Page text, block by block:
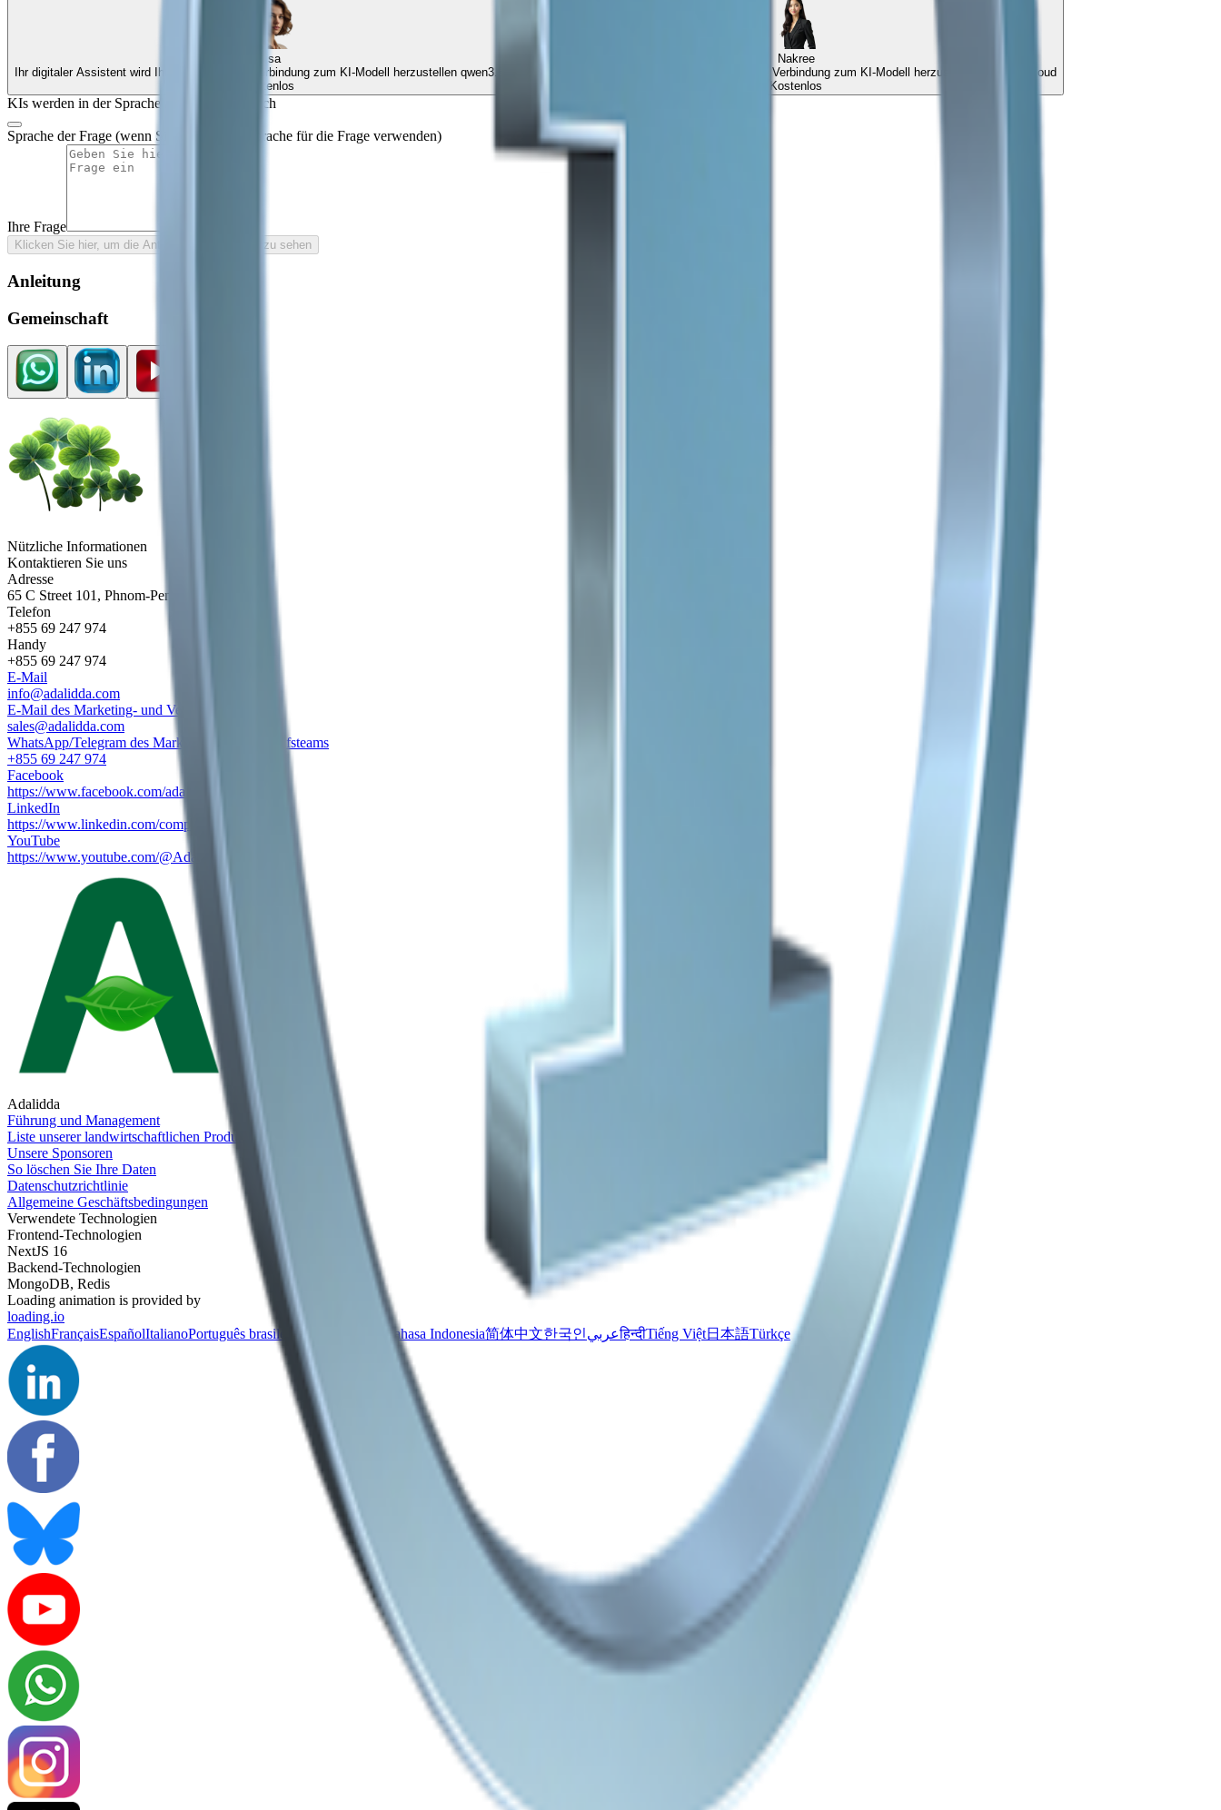
Elisa
Ihr digitaler Assistent wird Ihnen helfen, eine Verbindung zum KI-Modell herzustellen qwen3.5:4b
Kostenlos
Nakree
Ihr digitaler Assistent wird Ihnen helfen, eine Verbindung zum KI-Modell herzustellen qwen3.5:cloud
Kostenlos
KIs werden in der Sprache antworten, Deutsch
Sprache der Frage (wenn Sie eine andere Sprache für die Frage verwenden)
Ihre Frage
Klicken Sie hier, um die Antwort auf Ihre Frage zu sehen
Anleitung
Gemeinschaft
Nützliche Informationen
Kontaktieren Sie uns
Adresse
65 C Street 101, Phnom-Penh, Kambodscha
Telefon
+855 69 247 974
Handy
+855 69 247 974
E-Mail
info@adalidda.com
E-Mail des Marketing- und Verkaufsteams
sales@adalidda.com
WhatsApp/Telegram des Marketing- und Verkaufsteams
+855 69 247 974
Facebook
https://www.facebook.com/adaliddaen
LinkedIn
https://www.linkedin.com/company/adalidda
YouTube
https://www.youtube.com/@AdaliddaBusinessTV
Adalidda
Führung und Management
Liste unserer landwirtschaftlichen Produkte
Unsere Sponsoren
So löschen Sie Ihre Daten
Datenschutzrichtlinie
Allgemeine Geschäftsbedingungen
Verwendete Technologien
Frontend-Technologien
NextJS 16
Backend-Technologien
MongoDB, Redis
Loading animation is provided by
loading.io
EnglishFrançaisEspañolItalianoPortuguês brasileiroDeutsch Bahasa Indonesia简体中文한국인عربيहिन्दीTiếng Việt日本語Türkçe